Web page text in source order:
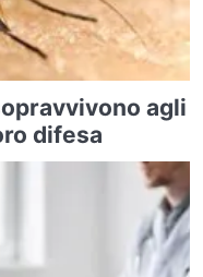
agli
difesa